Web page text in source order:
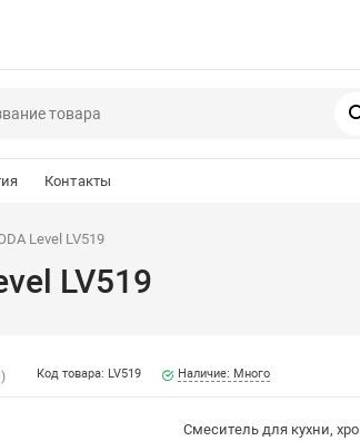
Контакты
Level LV519
LV519
Код товара: LV519 Наличие: Много
Смеситель для кухни,